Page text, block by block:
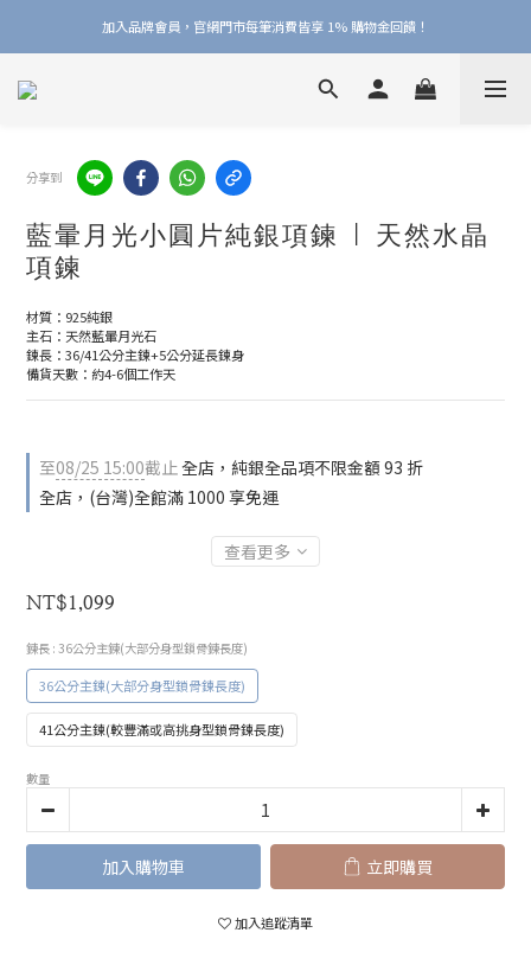
加入品牌會員，官網門市每筆消費皆享 1% 購物金回饋！
加入品牌會員，官網門市每筆消費皆享 1% 購物金回饋！
線上線下皆可累積 & 折抵購物金，再送 $50 入會禮
分享到
藍暈月光小圓片純銀項鍊 | 天然水晶
項鍊
材質：925純銀
主石：天然藍暈月光石
鍊長：36/41公分主鍊+5公分延長鍊身
備貨天數：約4-6個工作天
至08/25 15:00截止全店，純銀全品項不限金額 93 折
全店，(台灣)全館滿 1000 享免運
查看更多
NT$1,099
鍊長 : 36公分主鍊(大部分身型鎖骨鍊長度)
36公分主鍊(大部分身型鎖骨鍊長度)
41公分主鍊(較豐滿或高挑身型鎖骨鍊長度)
數量
加入購物車 立即購買
加入追蹤清單